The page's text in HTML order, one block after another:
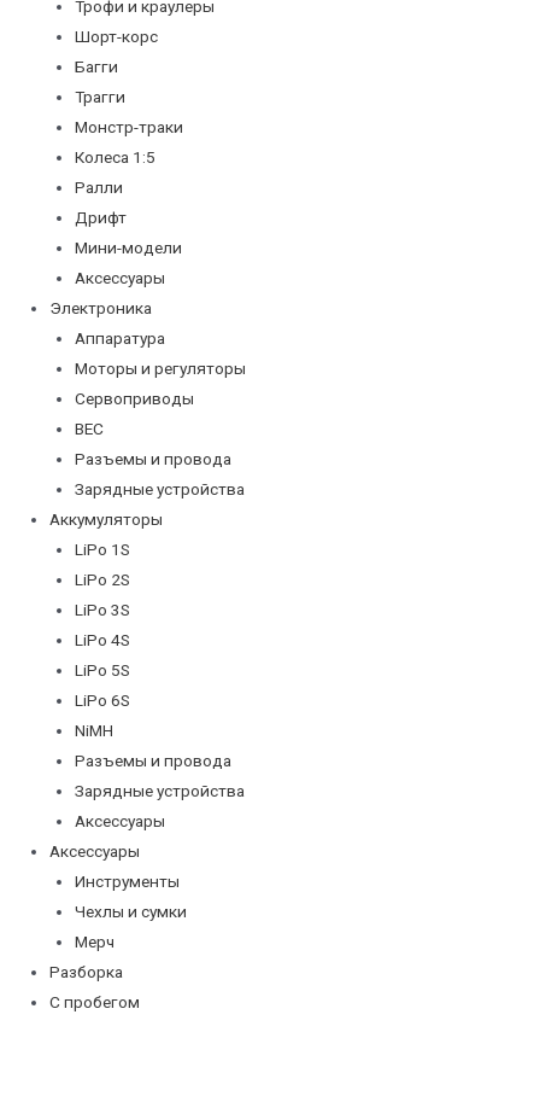
Трофи и краулеры
Шорт-корс
Багги
Трагги
Монстр-траки
Колеса 1:5
Ралли
Дрифт
Мини-модели
Аксессуары
Электроника
Аппаратура
Моторы и регуляторы
Сервоприводы
BEC
Разъемы и провода
Зарядные устройства
Аккумуляторы
LiPo 1S
LiPo 2S
LiPo 3S
LiPo 4S
LiPo 5S
LiPo 6S
NiMH
Разъемы и провода
Зарядные устройства
Аксессуары
Аксессуары
Инструменты
Чехлы и сумки
Мерч
Разборка
С пробегом